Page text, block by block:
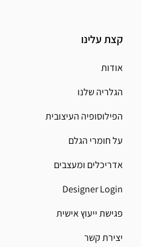
קצת עלינו
אודות
הגלריה שלנו
הפילוסופיה העיצובית
על חומרי הגלם
אדריכלים ומעצבים
Designer Login
פגישת ייעוץ אישית
יצירת קשר